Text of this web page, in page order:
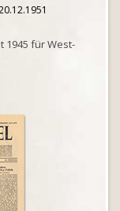
1945 für West-